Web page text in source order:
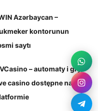
Azərbaycan –
kontorunun
saytı
– automaty i gry
casino dostępne na